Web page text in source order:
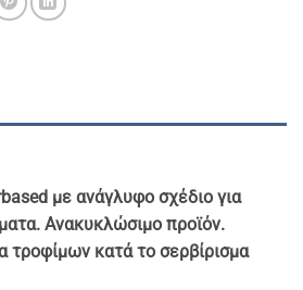
με ανάγλυφο σχέδιο για
Ανακυκλώσιμο προϊόν.
τροφίμων κατά το σερβίρισμα